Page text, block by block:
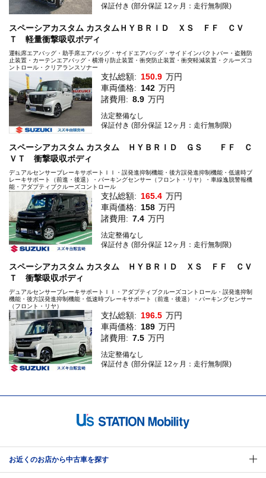
保証付き (部分保証 12ヶ月：走行無制限)
スペーシアカスタム カスタムＨＹＢＲＩＤ ＸＳ ＦＦ ＣＶ
Ｔ 軽量衝撃吸収ボディ
運転席エアバッグ・助手席エアバッグ・サイドエアバッグ・サイドインパクトバー・盗難防
止装置・カーテンエアバッグ・横滑り防止装置・衝突防止装置・衝突軽減装置・クルーズコ
ントロール・クリアランスソナー
支払総額: 150.9 万円
車両価格: 142 万円
諸費用: 8.9 万円
法定整備なし
保証付き (部分保証 12ヶ月：走行無制限)
スペーシアカスタム カスタム ＨＹＢＲＩＤ ＧＳ ＦＦ Ｃ
ＶＴ 衝撃吸収ボディ
デュアルセンサーブレーキサポートＩＩ・誤発進抑制機能・後方誤発進抑制機能・低速時ブ
レーキサポート（前進・後退）・パーキングセンサー（フロント・リヤ）・車線逸脱警報機
能・アダプティブクルーズコントロール
支払総額: 165.4 万円
車両価格: 158 万円
諸費用: 7.4 万円
法定整備なし
保証付き (部分保証 12ヶ月：走行無制限)
スペーシアカスタム カスタム ＨＹＢＲＩＤ ＸＳ ＦＦ ＣＶ
Ｔ 衝撃吸収ボディ
デュアルセンサーブレーキサポートＩＩ・アダプティブクルーズコントロール・誤発進抑制
機能・後方誤発進抑制機能・低速時ブレーキサポート（前進・後退）・パーキングセンサー
（フロント・リヤ）
支払総額: 196.5 万円
車両価格: 189 万円
諸費用: 7.5 万円
法定整備なし
保証付き (部分保証 12ヶ月：走行無制限)
お近くのお店から中古車を探す